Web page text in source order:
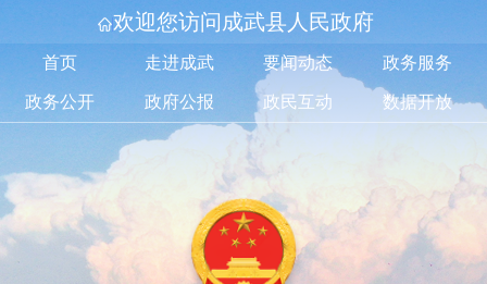
欢迎您访问成武县人民政府
首页 走进成武 要闻动态 政务服务
政务公开 政府公报 政民互动 数据开放